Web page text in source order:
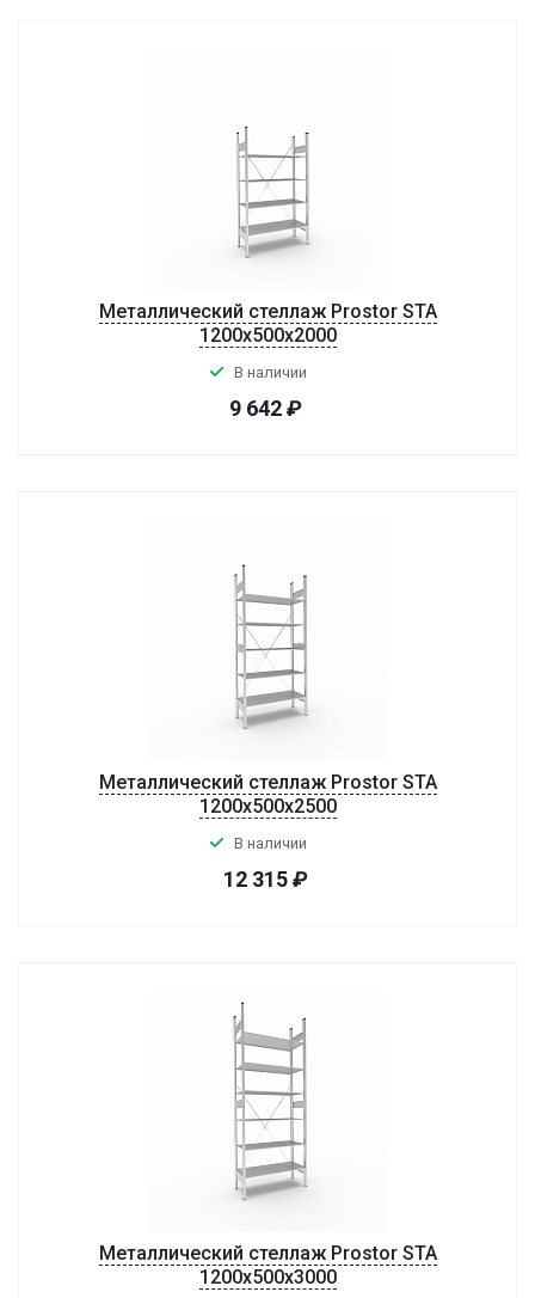
Металлический стеллаж Prostor STA
1200х500х2000
В наличии
9 642₽
Металлический стеллаж Prostor STA
1200х500х2500
В наличии
12 315₽
Металлический стеллаж Prostor STA
1200х500х3000